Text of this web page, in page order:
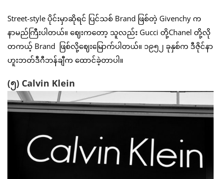
Street-style ပိုင်းမှာဆိုရင် ပြင်သစ် Brand ဖြစ်တဲ့ Givenchy က
နာမည်ကြီးပါတယ်။ ဈေးကတော့ သူလည်း Gucci တို့Chanel တို့လို
တကယ့် Brand ဖြစ်လို့ဈေးမြောက်ပါတယ်။ ၁၉၅၂ ခုနှစ်က ဒီဇိုင်နာ
ဟူးဘတ်ဒီဂီဘန်ချီက ထောင်ခဲ့တာပါ။
(၅) Calvin Klein